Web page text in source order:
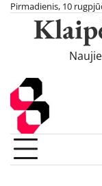
Skip
content
Pirmadienis, 10